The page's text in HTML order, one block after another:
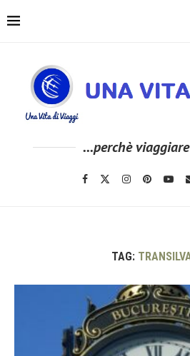
...perchè
TAG: